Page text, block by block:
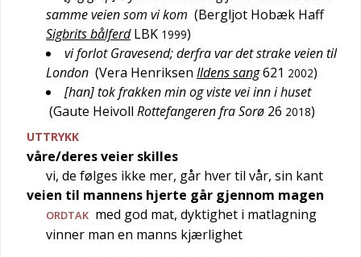
samme veien som vi kom (Bergljot Hobæk Haff
Sigbrits bålferd LBK 1999)
vi forlot Gravesend; derfra var det strake veien til
London (Vera Henriksen Ildens sang621 2002)
[han] tok frakken min og viste vei inn i huset
(Gaute Heivoll Rottefangeren fra Sorø 26 2018)
UTTRYKK
våre/deres veier skilles
vi, de følges ikke mer, går hver til vår, sin kant
veien til mannens hjerte går gjennom magen
ORDTAK med god mat, dyktighet i matlagning
vinner man en manns kjærlighet